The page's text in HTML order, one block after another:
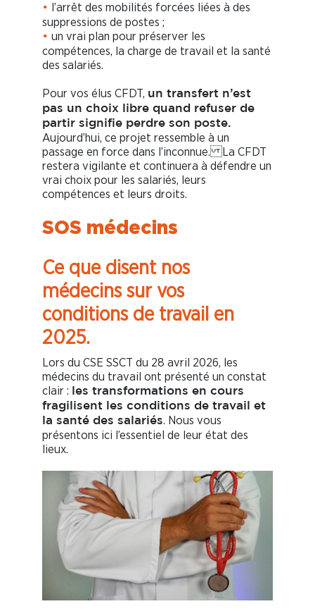
•
l’arrêt des mobilités forcées liées à des
suppressions de postes ;
• un vrai plan pour préserver les
compétences, la charge de travail et la santé
des salariés.
Pour vos élus CFDT, un transfert n’est
pas un choix libre quand refuser de
partir signifie perdre son poste.
Aujourd’hui, ce projet ressemble à un
passage en force dans l’inconnue. La CFDT
restera vigilante et continuera à défendre un
vrai choix pour les salariés, leurs
compétences et leurs droits.
SOS médecins
Ce que disent nos
médecins sur vos
conditions de travail en
2025.
Lors du CSE SSCT du 28 avril 2026, les
médecins du travail ont présenté un constat
clair :
les transformations en cours
fragilisent les conditions de travail et
la santé des salariés. Nous vous
présentons ici l’essentiel de leur état des
lieux.